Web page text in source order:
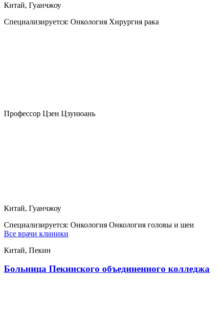
Китай, Гуанчжоу
Специализируется: Онкология Хирургия рака
Профессор Цзен Цзунюань
Китай, Гуанчжоу
Специализируется: Онкология Онкология головы и шеи
Все врачи клиники
Китай, Пекин
Больница Пекинского объединенного колледжа